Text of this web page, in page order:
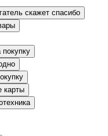
скажет спасибо
покупку
карты